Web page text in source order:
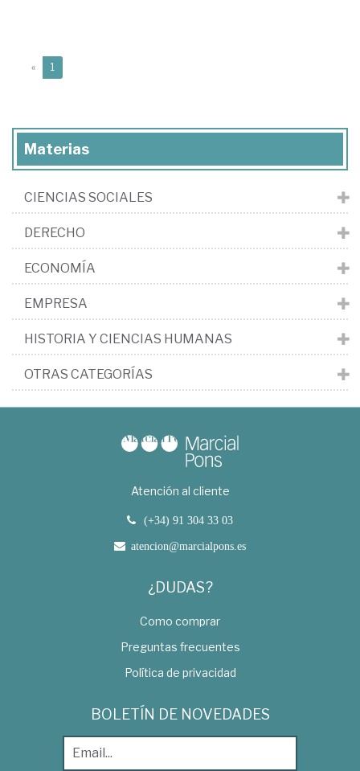
« 1
Materias
CIENCIAS SOCIALES
DERECHO
ECONOMÍA
EMPRESA
HISTORIA Y CIENCIAS HUMANAS
OTRAS CATEGORÍAS
Atención al cliente
(+34) 91 304 33 03
atencion@marcialpons.es
¿DUDAS?
Como comprar
Preguntas frecuentes
Política de privacidad
BOLETÍN DE NOVEDADES